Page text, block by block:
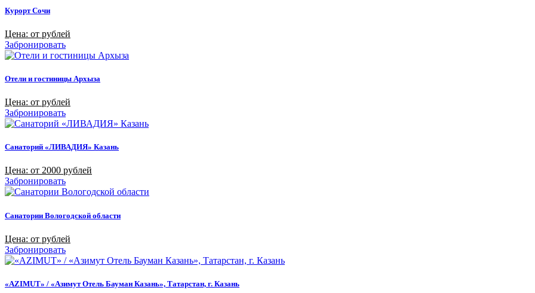
Курорт Сочи
Цена: от рублей
Забронировать
Отели и гостиницы Архыза
Цена: от рублей
Забронировать
Санаторий «ЛИВАДИЯ» Казань
Цена: от 2000 рублей
Забронировать
Санатории Вологодской области
Цена: от рублей
Забронировать
«AZIMUT» / «Азимут Отель Бауман Казань», Татарстан, г. Казань